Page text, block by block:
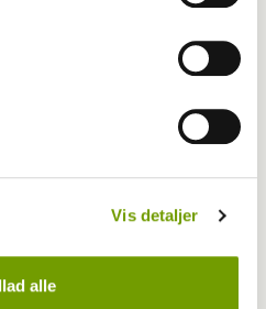
Vis detaljer
alle
IPO3 DM